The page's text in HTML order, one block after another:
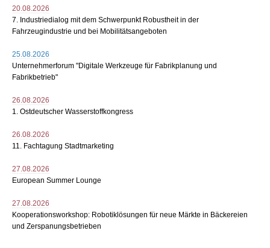
20.08.2026
7. Industriedialog mit dem Schwerpunkt Robustheit in der
Fahrzeugindustrie und bei Mobilitätsangeboten
25.08.2026
Unternehmerforum "Digitale Werkzeuge für Fabrikplanung und
Fabrikbetrieb"
26.08.2026
1. Ostdeutscher Wasserstoffkongress
26.08.2026
11. Fachtagung Stadtmarketing
27.08.2026
European Summer Lounge
27.08.2026
Kooperationsworkshop: Robotiklösungen für neue Märkte in Bäckereien
und Zerspanungsbetrieben